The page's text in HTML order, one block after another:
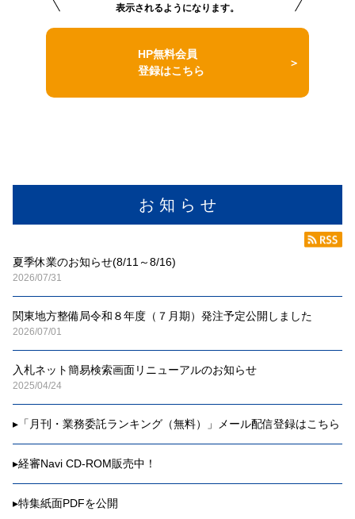
お 知 ら せ
夏季休業のお知らせ(8/11～8/16)
2026/07/31
関東地方整備局令和８年度（７月期）発注予定公開しました
2026/07/01
入札ネット簡易検索画面リニューアルのお知らせ
2025/04/24
▸ 「月刊・業務委託ランキング（無料）」メール配信登録はこちら
▸経審Navi CD-ROM販売中！
▸特集紙面PDFを公開
表示されるようになります。
HP無料会員
登録はこちら